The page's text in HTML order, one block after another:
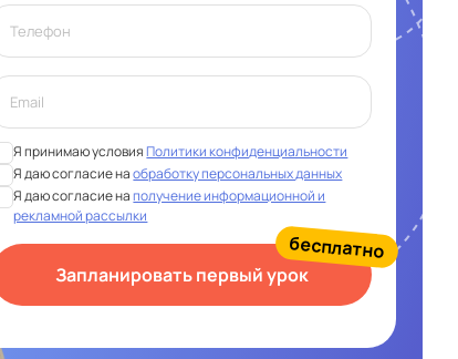
Я принимаю условияПолитики конфиденциальности
Я даю согласие наобработку персональных данных
Я даю согласие наполучение информационной и
рекламной рассылки
Запланировать первый урок
бесплатно